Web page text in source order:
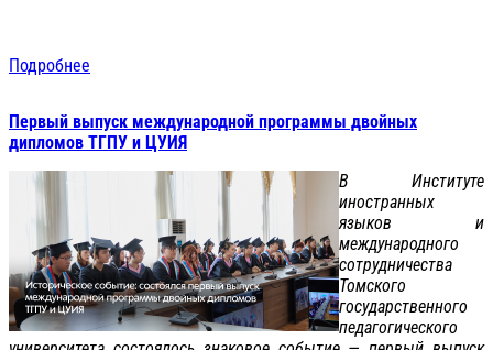
Подробнее
Первый выпуск международной программы двойных
дипломов ТГПУ и ЦУИЯ
В Институте
иностранных
языков и
международного
сотрудничества
Томского
государственного
педагогического